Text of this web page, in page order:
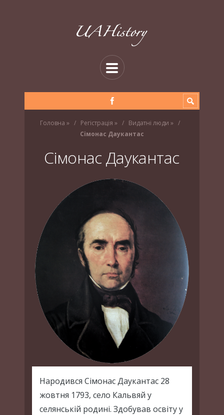
Головна » Регістрація » Видатні люди »
Сімонас Даукантас
Сімонас Даукантас
Народився Сімонас Даукантас 28
жовтня 1793, село Кальвяй у
селянській родині. Здобував освіту у